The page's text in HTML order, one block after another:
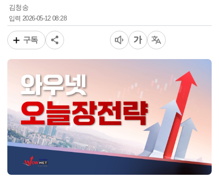
김청송
입력2026-05-12 08:28
구독